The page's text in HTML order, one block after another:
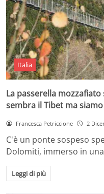
Italia
La passerella
sembra il Tibet ma
Francesca Petriccione 2
C'è un ponte sospeso
Dolomiti, immerso in
Leggi di più